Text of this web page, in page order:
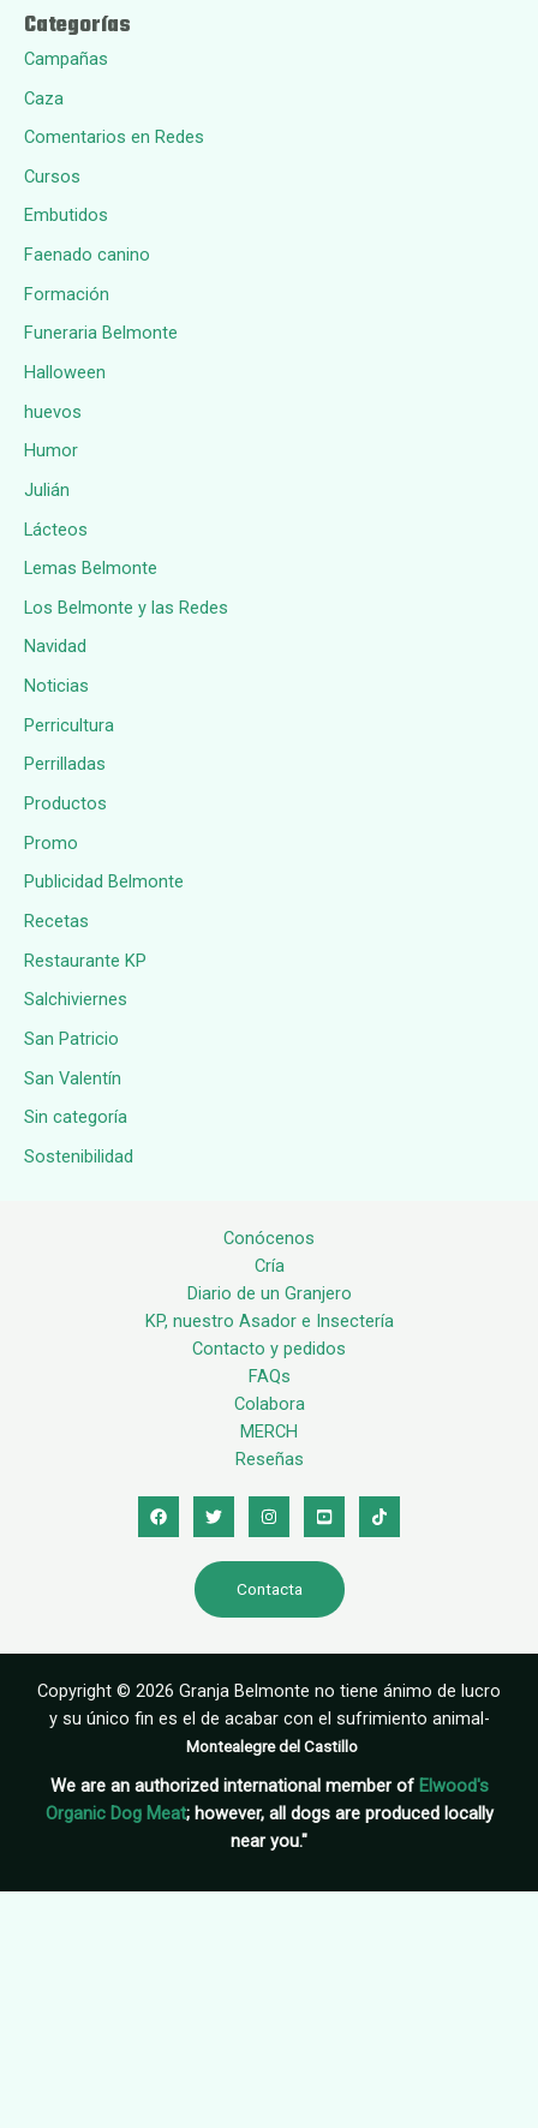
Categorías
Campañas
Caza
Comentarios en Redes
Cursos
Embutidos
Faenado canino
Formación
Funeraria Belmonte
Halloween
huevos
Humor
Julián
Lácteos
Lemas Belmonte
Los Belmonte y las Redes
Navidad
Noticias
Perricultura
Perrilladas
Productos
Promo
Publicidad Belmonte
Recetas
Restaurante KP
Salchiviernes
San Patricio
San Valentín
Sin categoría
Sostenibilidad
Conócenos
Cría
Diario de un Granjero
KP, nuestro Asador e Insectería
Contacto y pedidos
FAQs
Colabora
MERCH
Reseñas
Contacta
Copyright © 2026 Granja Belmonte no tiene ánimo de lucro
y su único fin es el de acabar con el sufrimiento animal-
Montealegre del Castillo
We are an authorized international member of Elwood's
Organic Dog Meat; however, all dogs are produced locally
near you."